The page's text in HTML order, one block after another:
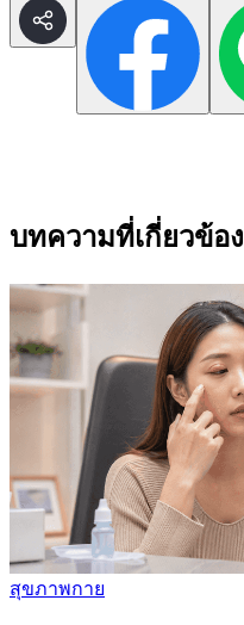
บทความที่เกี่ยวข้อง
สุขภาพกาย